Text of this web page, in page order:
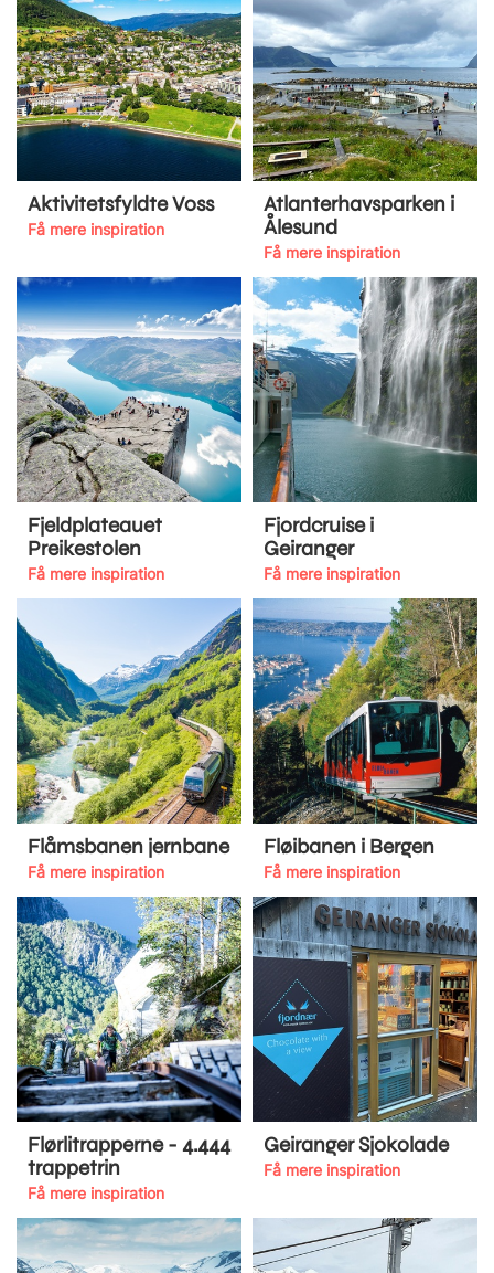
Aktivitetsfyldte Voss
Få mere inspiration
Atlanterhavsparken i
Ålesund
Få mere inspiration
Fjeldplateauet
Preikestolen
Få mere inspiration
Fjordcruise i
Geiranger
Få mere inspiration
Flåmsbanen jernbane
Få mere inspiration
Fløibanen i Bergen
Få mere inspiration
Flørlitrapperne - 4.444
trappetrin
Få mere inspiration
Geiranger Sjokolade
Få mere inspiration